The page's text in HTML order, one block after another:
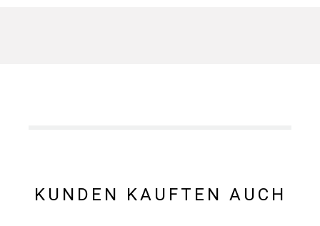
KUNDEN KAUFTEN AUCH